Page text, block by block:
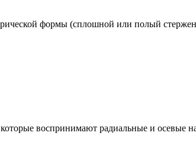
формы (сплошной или полый
воспринимают радиальные и осевые